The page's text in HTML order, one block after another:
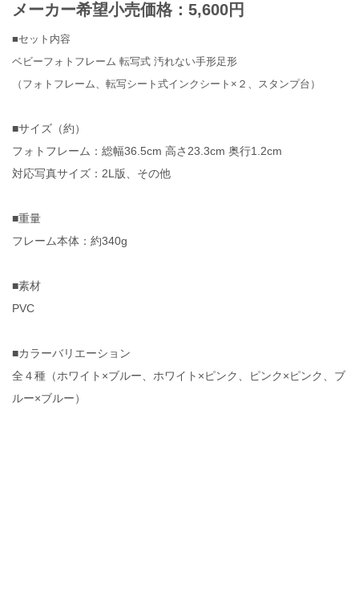
メーカー希望小売価格：5,600円
■セット内容
ベビーフォトフレーム 転写式 汚れない手形足形
（フォトフレーム、転写シート式インクシート×２、スタンプ台）
■サイズ（約）
フォトフレーム：総幅36.5cm 高さ23.3cm 奥行1.2cm
対応写真サイズ：2L版、その他
■重量
フレーム本体：約340g
■素材
PVC
■カラーバリエーション
全４種（ホワイト×ブルー、ホワイト×ピンク、ピンク×ピンク、ブ
ルー×ブルー）